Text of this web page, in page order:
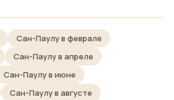
Сан-Паулу в феврале
Сан-Паулу в апреле
Сан-Паулу в июне
Сан-Паулу в августе